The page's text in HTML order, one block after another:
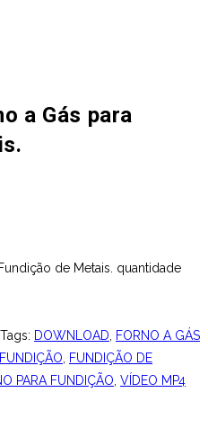
a Gás para
de Metais. quantidade
Tags: DOWNLOAD
FORNO A GÁS
FUNDIÇÃO DE
PARA FUNDIÇÃO VÍDEO MP4